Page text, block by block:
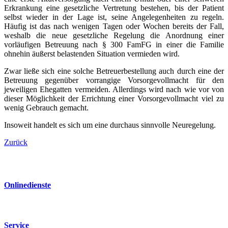
Erkrankung eine gesetzliche Vertretung bestehen, bis der Patient
selbst wieder in der Lage ist, seine Angele­gen­heiten zu regeln.
Häufig ist das nach wenigen Tagen oder Wochen bereits der Fall,
weshalb die neue gesetzliche Regelung die Anordnung einer
vorläufigen Betreuung nach § 300 FamFG in einer die Familie
ohnehin äußerst belastenden Situation vermieden wird.
Zwar ließe sich eine solche Betreu­er­be­stellung auch durch eine der
Betreuung gegenüber vorrangige Vorsor­ge­vollmacht für den
jeweiligen Ehegatten vermeiden. Allerdings wird nach wie vor von
dieser Möglichkeit der Errichtung einer Vorsor­ge­vollmacht viel zu
wenig Gebrauch gemacht.
Insoweit handelt es sich um eine durchaus sinnvolle Neuregelung.
Zurück
Online­dienste
Service